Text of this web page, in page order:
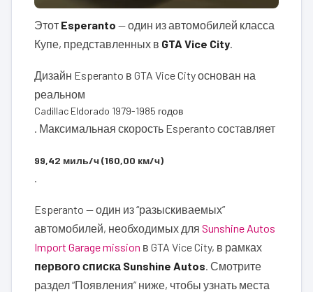
Этот Esperanto — один из автомобилей класса
Купе, представленных в GTA Vice City
Дизайн Esperanto в GTA Vice City основан на
реальном
Cadillac Eldorado 1979-1985 годов
. Максимальная скорость Esperanto составляет
99,42 миль/ч (160,00 км/ч)
Esperanto — один из “разыскиваемых”
автомобилей, необходимых для Sunshine Autos
Import Garage mission в GTA Vice City, в рамках
первого списка Sunshine Autos . Смотрите
раздел “Появления” ниже, чтобы узнать места